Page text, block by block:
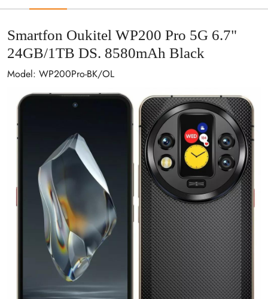
Smartfon Oukitel WP200 Pro 5G 6.7"
24GB/1TB DS. 8580mAh Black
Model: WP200Pro-BK/OL